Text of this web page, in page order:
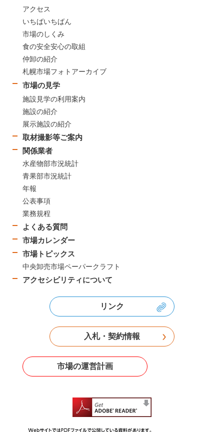
アクセス
いちばいちばん
市場のしくみ
食の安全安心の取組
仲卸の紹介
札幌市場フォトアーカイブ
市場の見学
施設見学の利用案内
施設の紹介
展示施設の紹介
取材撮影等ご案内
関係業者
水産物部市況統計
青果部市況統計
年報
公表事項
業務規程
よくある質問
市場カレンダー
市場トピックス
中央卸売市場ペーパークラフト
アクセシビリティについて
リンク
入札・契約情報
市場の運営計画